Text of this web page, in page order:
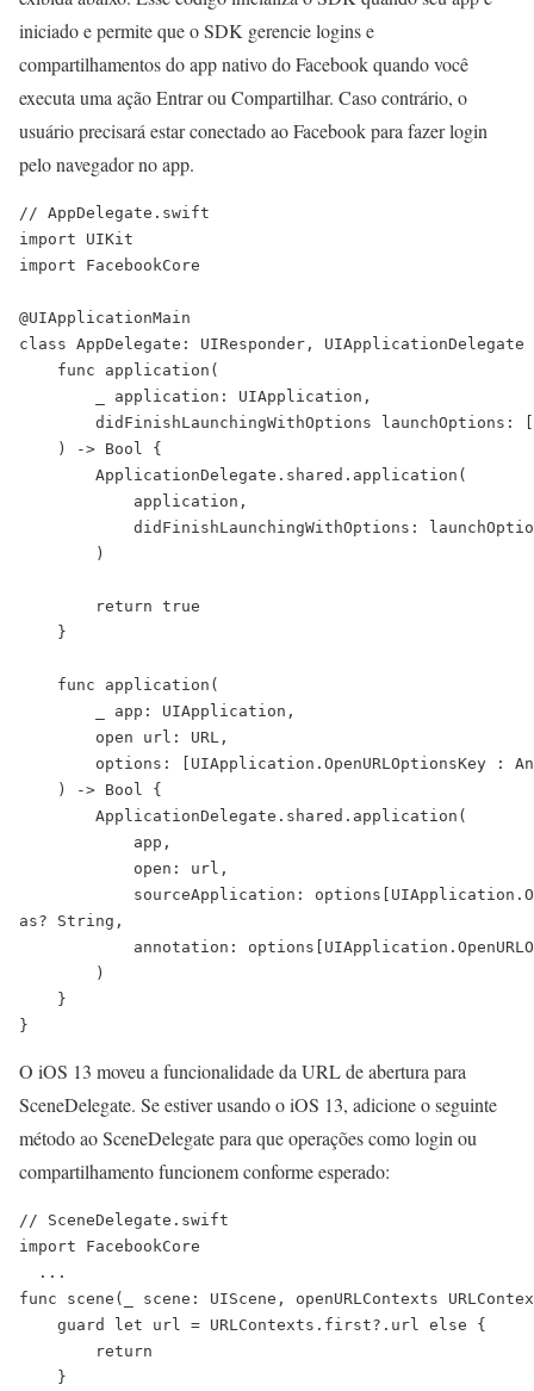
iniciado e permite que o SDK gerencie logins e
compartilhamentos do app nativo do Facebook quando você
executa uma ação Entrar ou Compartilhar. Caso contrário, o
usuário precisará estar conectado ao Facebook para fazer login
pelo navegador no app.
// AppDelegate.swift
import UIKit
import FacebookCore
@UIApplicationMain
class AppDelegate: UIResponder,
    func application(
        _ application: UIApplication,
didFinishLaunchingWithOptions launchOptions:
    ) -> Bool {
        ApplicationDelegate.shared.application(
            application,
didFinishLaunchingWithOptions:
        )
        return true
    }
    func application(
        _ app: UIApplication,
        open url: URL,
options: [UIApplication.OpenURLOptionsKey :
    ) -> Bool {
        ApplicationDelegate.shared.application(
            app,
            open: url,
sourceApplication:
as? String,
annotation:
        )
    }
O iOS 13 moveu a funcionalidade da URL de abertura para
SceneDelegate. Se estiver usando o iOS 13, adicione o seguinte
método ao SceneDelegate para que operações como login ou
compartilhamento funcionem conforme esperado:
// SceneDelegate.swift
import FacebookCore
  ...
func scene(_ scene: UIScene, openURLContexts
    guard let url = URLContexts.first?.url else {
        return
    }